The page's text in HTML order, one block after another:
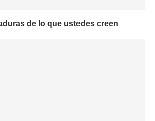
de lo que ustedes creen